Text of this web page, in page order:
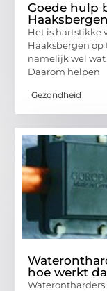
Goede hulp
Haaksbergen
Het is hartstikke
Haaksbergen op
namelijk wel
Daarom helpen
Gezondheid
hoe werkt